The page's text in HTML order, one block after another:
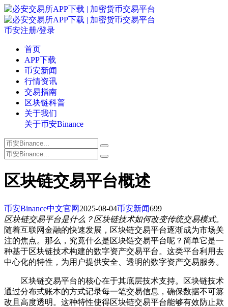
币安注册/登录
首页
APP下载
币安新闻
行情资讯
交易指南
区块链科普
关于我们
关于币安Binance
区块链交易平台概述
币安Binance中文官网 2025-08-04币安新闻699
区块链交易平台是什么？区块链技术如何改变传统交易模式。
随着互联网金融的快速发展，区块链交易平台逐渐成为市场关
注的焦点。那么，究竟什么是区块链交易平台呢？简单它是一
种基于区块链技术构建的数字资产交易平台。这类平台利用去
中心化的特性，为用户提供安全、透明的数字资产交易服务。
区块链交易平台的核心在于其底层技术支持。区块链技术
通过分布式账本的方式记录每一笔交易信息，确保数据不可篡
改且高度透明。这种特性使得区块链交易平台能够有效防止欺